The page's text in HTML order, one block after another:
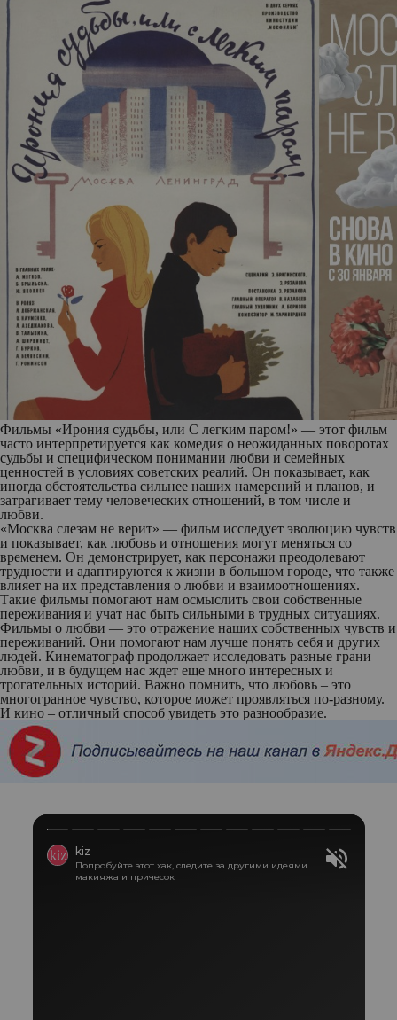
Фильмы «Ирония судьбы, или С легким паром!» — этот фильм
часто интерпретируется как комедия о неожиданных поворотах
судьбы и специфическом понимании любви и семейных
ценностей в условиях советских реалий. Он показывает, как
иногда обстоятельства сильнее наших намерений и планов, и
затрагивает тему человеческих отношений, в том числе и
любви.
«Москва слезам не верит» — фильм исследует эволюцию чувств
и показывает, как любовь и отношения могут меняться со
временем. Он демонстрирует, как персонажи преодолевают
трудности и адаптируются к жизни в большом городе, что также
влияет на их представления о любви и взаимоотношениях.
Такие фильмы помогают нам осмыслить свои собственные
переживания и учат нас быть сильными в трудных ситуациях.
Фильмы о любви — это отражение наших собственных чувств и
переживаний. Они помогают нам лучше понять себя и других
людей. Кинематограф продолжает исследовать разные грани
любви, и в будущем нас ждет еще много интересных и
трогательных историй. Важно помнить, что любовь – это
многогранное чувство, которое может проявляться по-разному.
И кино – отличный способ увидеть это разнообразие.